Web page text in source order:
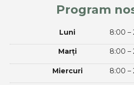
Program
Luni 8:00 –
Marți 8:00 –
Miercuri 8:00 –